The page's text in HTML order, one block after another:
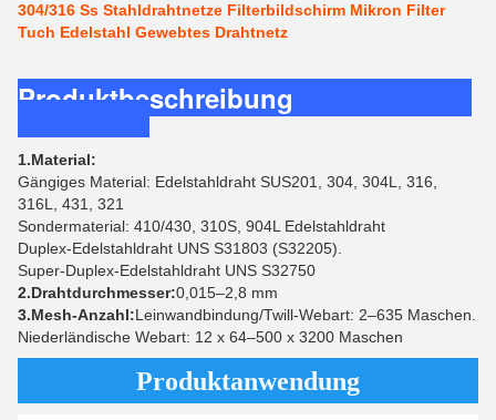
304/316 Ss Stahldrahtnetze Filterbildschirm Mikron Filter
Tuch Edelstahl Gewebtes Drahtnetz
Produktbeschreibung
1.Material:
Gängiges Material: Edelstahldraht SUS201, 304, 304L, 316,
316L, 431, 321
Sondermaterial: 410/430, 310S, 904L Edelstahldraht
Duplex-Edelstahldraht UNS S31803 (S32205).
Super-Duplex-Edelstahldraht UNS S32750
2.Drahtdurchmesser:0,015–2,8 mm
3.Mesh-Anzahl:Leinwandbindung/Twill-Webart: 2–635 Maschen.
Niederländische Webart: 12 x 64–500 x 3200 Maschen
Produktanwendung